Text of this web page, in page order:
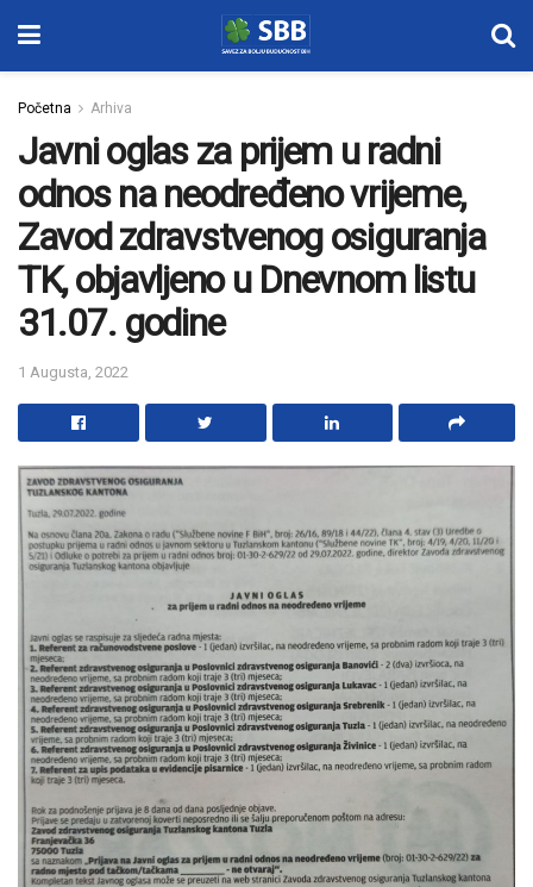
Početna Arhiva
Javni oglas za prijem u radni
odnos na neodređeno vrijeme,
Zavod zdravstvenog osiguranja
TK, objavljeno u Dnevnom listu
31.07. godine
1 Augusta, 2022